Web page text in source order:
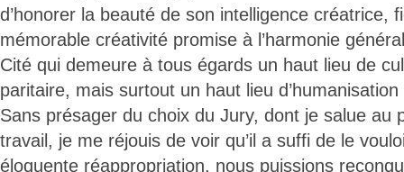
d’honorer la beauté de son intelligence créatrice,
mémorable créativité promise à l’harmonie
Cité qui demeure à tous égards un haut lieu de
paritaire, mais surtout un haut lieu
Sans présager du choix du Jury, dont je salue au
travail, je me réjouis de voir qu’il a suffi de le
éloquente réappropriation, nous puissions